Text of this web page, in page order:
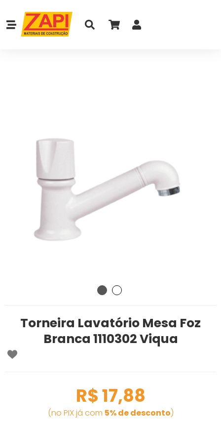
Torneira Lavatório Mesa Foz
Branca 1110302 Viqua
R$ 17,88
(no PIX já com 5% de desconto)